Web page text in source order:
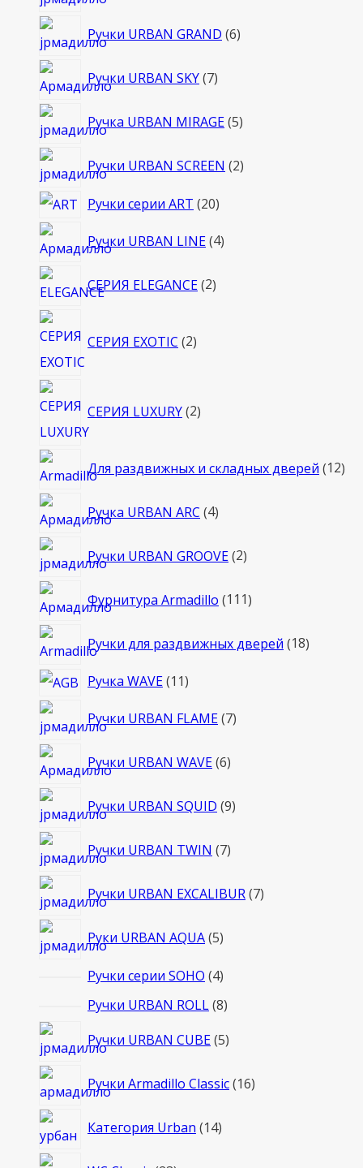
Ручки URBAN GRAND 66
Ручки URBAN SKY 77
Ручка URBAN MIRAGE 55
Ручки URBAN SCREEN 22
Ручки серии ART 2020
Ручки URBAN LINE 44
СЕРИЯ ELEGANCE 22
СЕРИЯ EXOTIC 2товара
СЕРИЯ LUXURY 2товара
Для раздвижных и складных дверей 1212
Ручка URBAN ARC 44
Ручки URBAN GROOVE 22
Фурнитура Armadillo 111111
Ручки для раздвижных дверей 1818
Ручка WAVE 1111
Ручки URBAN FLAME 77
Ручки URBAN WAVE 66
Ручки URBAN SQUID 99
Ручки URBAN TWIN 77
Ручки URBAN EXCALIBUR 77
Руки URBAN AQUA 55
Ручки серии SOHO 44
товара
Ручки URBAN ROLL 88
Ручки URBAN CUBE 55
Ручки Armadillo Classic 1616
Категория Urban 1414